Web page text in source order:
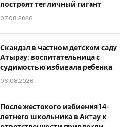
построят тепличный гигант
07.08.2026
Скандал в частном детском саду
Атырау: воспитательница с
судимостью избивала ребенка
06.08.2026
После жестокого избиения 14-
летнего школьника в Актау к